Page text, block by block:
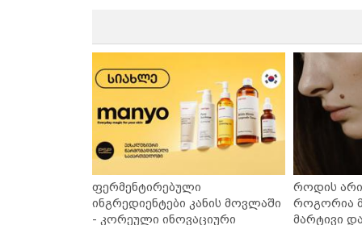
ფერმენტირებული
ინგრედიენტები კანის მოვლაში
- კორეული ინოვაციური
როდის
როგორია
მარტივი